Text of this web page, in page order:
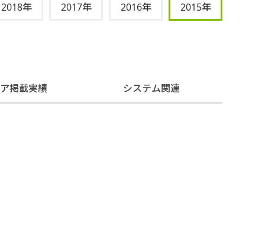
2018年 2017年 2016年 2015年
掲載実績 システム関連